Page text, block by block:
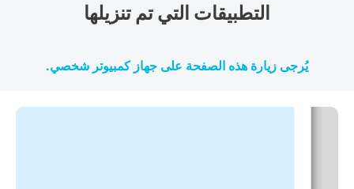
التطبيقات التي تم تنزيلها
يُرجى زيارة هذه الصفحة على جهاز كمبيوتر شخصي.